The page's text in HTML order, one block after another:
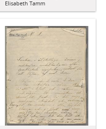
Elisabeth Tamm